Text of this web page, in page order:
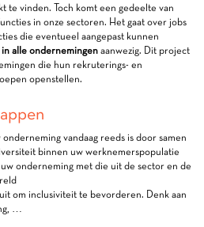
te vinden. Toch komt een gedeelte van
in onze sectoren. Het gaat over jobs
die eventueel aangepast kunnen
alle ondernemingen aanwezig. Dit project
die hun rekruterings- en
openstellen.
vandaag reeds is door samen
binnen uw werknemerspopulatie
onderneming met die uit de sector en de
om inclusiviteit te bevorderen. Denk aan
…